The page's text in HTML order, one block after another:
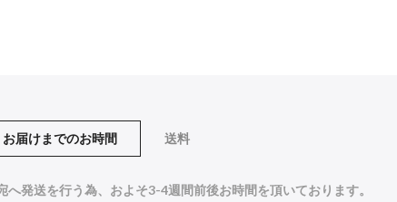
お届けまでのお時間 送料
発送を行う為、およそ3-4週間前後お時間を頂いております。